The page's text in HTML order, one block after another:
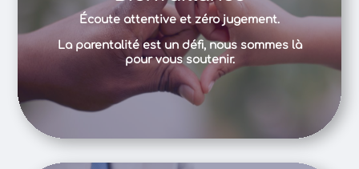
Écoute attentive et zéro jugement.
La parentalité est un défi, nous sommes là
pour vous soutenir.